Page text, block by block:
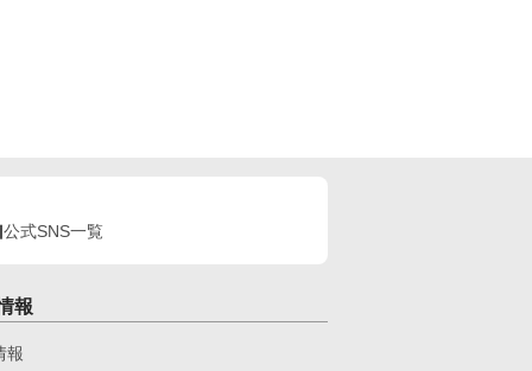
公式SNS一覧
報
報